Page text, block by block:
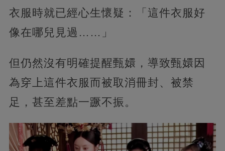
衣服時就已經心生懷疑：「這件衣服好
像在哪兒見過……」
但仍然沒有明確提醒甄嬛，導致甄嬛因
為穿上這件衣服而被取消冊封、被禁
足，甚至差點一蹶不振。